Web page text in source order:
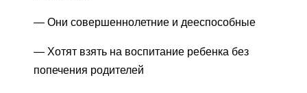
— Они совершеннолетние и дееспособные
— Хотят взять на воспитание ребенка без
попечения родителей